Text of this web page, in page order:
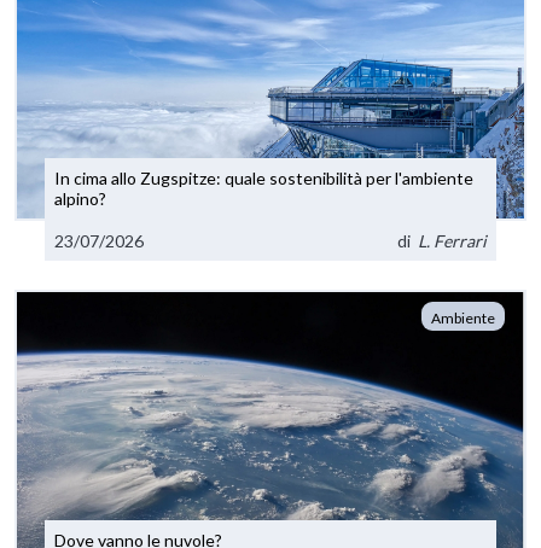
In cima allo Zugspitze: quale sostenibilità per l'ambiente
alpino?
23/07/2026 di L. Ferrari
Ambiente
Dove vanno le nuvole?